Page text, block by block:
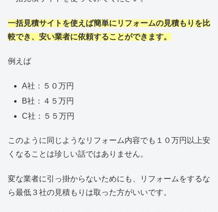
一括見積サイトを使えば簡単にリフォームの見積もりを比
較でき、安い業者に依頼することができます。
例えば
A社：５０万円
B社：４５万円
C社：５５万円
このように同じようなリフォーム内容でも１０万円以上安
くなることは珍しい話ではありません。
変な業者に引っ掛からないためにも、リフォームをするな
ら最低３社の見積もりは取った方がいいです。